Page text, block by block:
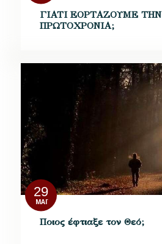
ΓΙΑΤΙ ΕΟΡΤΑΖΟΥΜΕ ΤΗΝ
ΠΡΩΤΟΧΡΟΝΙΑ;
29
ΜΆΙ
Ποιος έφτιαξε τον Θεό;